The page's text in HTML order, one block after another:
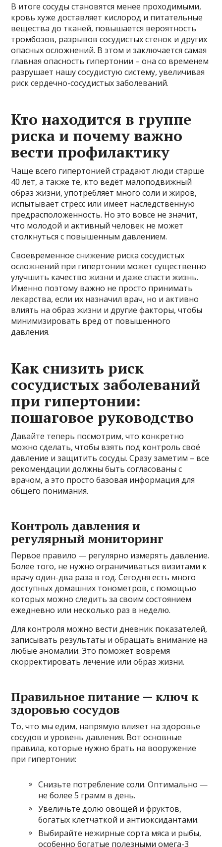
В итоге сосуды становятся менее проходимыми,
кровь хуже доставляет кислород и питательные
вещества до тканей, повышается вероятность
тромбозов, разрывов сосудистых стенок и других
опасных осложнений. В этом и заключается самая
главная опасность гипертонии – она со временем
разрушает нашу сосудистую систему, увеличивая
риск сердечно-сосудистых заболеваний.
Кто находится в группе
риска и почему важно
вести профилактику
Чаще всего гипертонией страдают люди старше
40 лет, а также те, кто ведёт малоподвижный
образ жизни, употребляет много соли и жиров,
испытывает стресс или имеет наследственную
предрасположенность. Но это вовсе не значит,
что молодой и активный человек не может
столкнуться с повышенным давлением.
Своевременное снижение риска сосудистых
осложнений при гипертонии может существенно
улучшить качество жизни и даже спасти жизнь.
Именно поэтому важно не просто принимать
лекарства, если их назначил врач, но и активно
влиять на образ жизни и другие факторы, чтобы
минимизировать вред от повышенного
давления.
Как снизить риск
сосудистых заболеваний
при гипертонии:
пошаговое руководство
Давайте теперь посмотрим, что конкретно
можно сделать, чтобы взять под контроль своё
давление и защитить сосуды. Сразу заметим – все
рекомендации должны быть согласованы с
врачом, а это просто базовая информация для
общего понимания.
Контроль давления и
регулярный мониторинг
Первое правило — регулярно измерять давление.
Более того, не нужно ограничиваться визитами к
врачу один-два раза в год. Сегодня есть много
доступных домашних тонометров, с помощью
которых можно следить за своим состоянием
ежедневно или несколько раз в неделю.
Для контроля можно вести дневник показателей,
записывать результаты и обращать внимание на
любые аномалии. Это поможет вовремя
скорректировать лечение или образ жизни.
Правильное питание — ключ к
здоровью сосудов
То, что мы едим, напрямую влияет на здоровье
сосудов и уровень давления. Вот основные
правила, которые нужно брать на вооружение
при гипертонии:
Снизьте потребление соли. Оптимально —
не более 5 грамм в день.
Увеличьте долю овощей и фруктов,
богатых клетчаткой и антиоксидантами.
Выбирайте нежирные сорта мяса и рыбы,
особенно богатые полезными омега-3